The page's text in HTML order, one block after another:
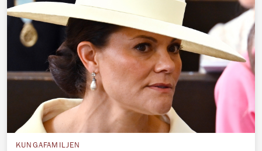
KUNGAFAMILJEN